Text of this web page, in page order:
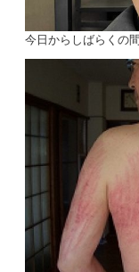
今日からしばらくの